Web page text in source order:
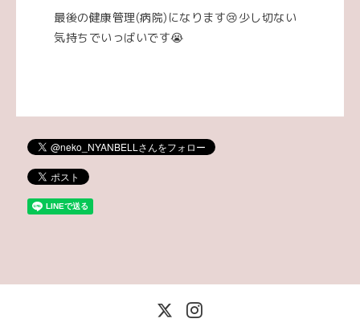
最後の健康管理(病院)になります😢少し切ない
気持ちでいっばいです😭